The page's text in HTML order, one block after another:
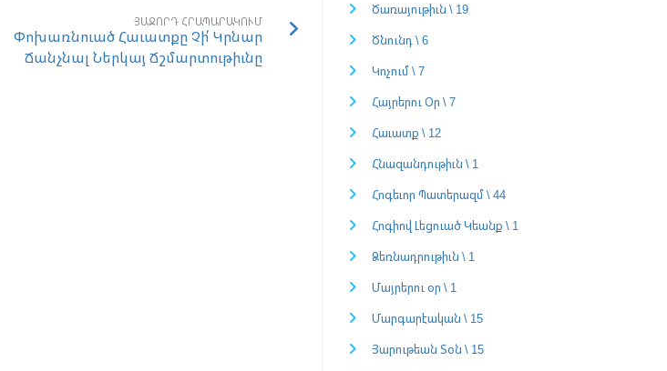
ՅԱՋՈՐԴ ՀՐԱՊԱՐԱԿՈՒՄ
Փոխառնուած Հաւատքը Չի՛ Կրնար
Ճանչնալ Ներկայ Ճշմարտութիւնը
Ծառայութիւն \ 19
Ծնունդ \ 6
Կոչում \ 7
Հայրերու Օր \ 7
Հաւատք \ 12
Հնազանդութիւն \ 1
Հոգեւոր Պատերազմ \ 44
Հոգիով Լեցուած Կեանք \ 1
Ձեռնադրութիւն \ 1
Մայրերու օր \ 1
Մարգարէական \ 15
Յարութեան Տօն \ 15